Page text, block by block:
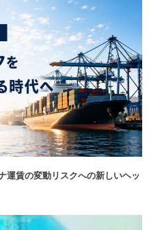
運賃の変動リスクへの新しいヘッ